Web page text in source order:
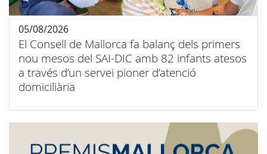
El Consell de Mallorca fa balanç dels primers
nou mesos del SAI-DIC amb 82 infants atesos
a través d’un servei pioner d’atenció
domiciliària
05/08/2026